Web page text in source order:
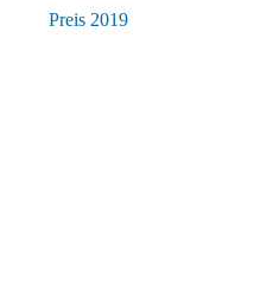
Preis 2019